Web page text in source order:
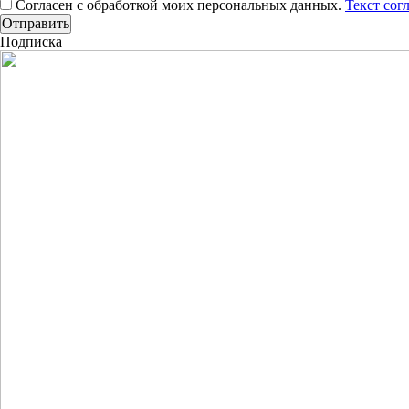
Согласен с обработкой моих персональных данных. Текст
Подписка